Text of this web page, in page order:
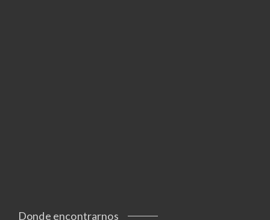
Donde encontrarnos